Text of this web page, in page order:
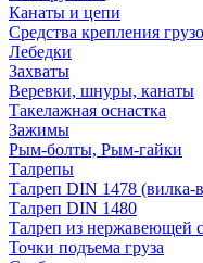
Канаты и цепи
Средства крепления
Лебедки
Захваты
Веревки, шнуры, канаты
Такелажная оснастка
Зажимы
Рым-болты, Рым-гайки
Талрепы
Талреп DIN 1478 (вилка-
Талреп DIN 1480
Талреп из нержавеющей
Точки подъема груза